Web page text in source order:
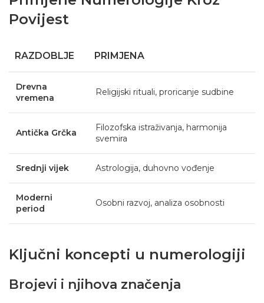
Povijest
RAZDOBLJE PRIMJENA
Drevna
vremena
Religijski rituali, proricanje sudbine
Antička Grčka
Filozofska istraživanja, harmonija
svemira
Srednji vijek Astrologija, duhovno vođenje
Moderni
period
Osobni razvoj, analiza osobnosti
Ključni koncepti u numerologiji
Brojevi i njihova značenja